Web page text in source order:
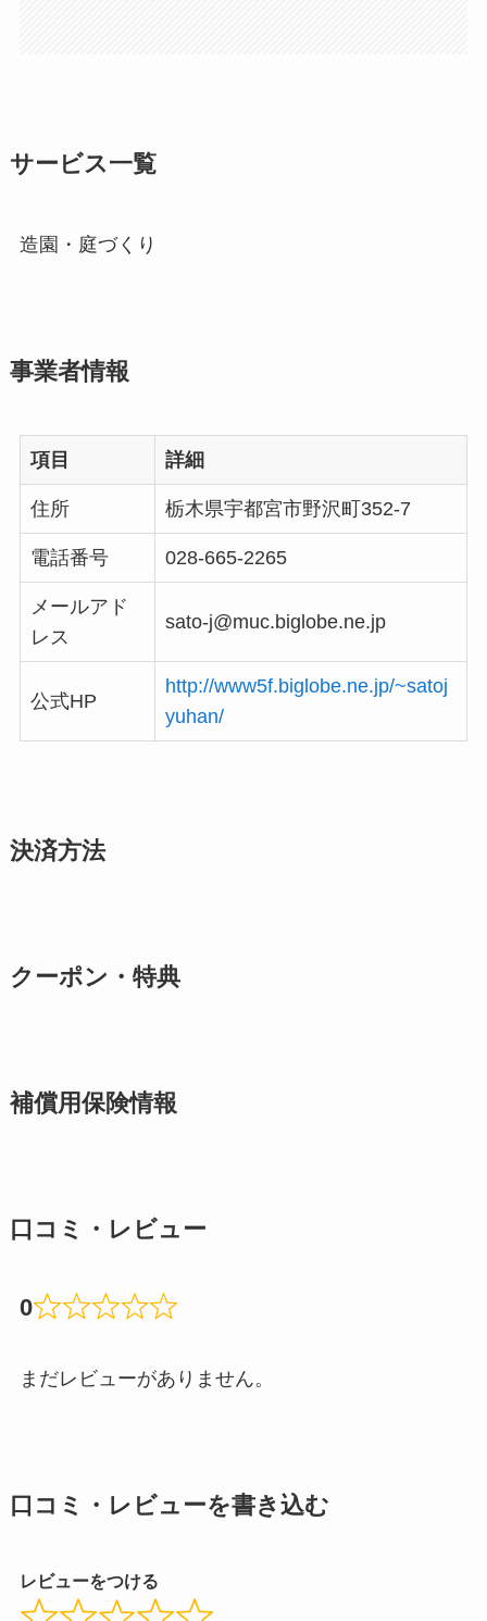
サービス一覧
造園・庭づくり
事業者情報
項目 詳細
住所 栃木県宇都宮市野沢町352-7
電話番号 028-665-2265
メールアド
レス
sato-j@muc.biglobe.ne.jp
公式HP
http://www5f.biglobe.ne.jp/~satoj
yuhan/
決済方法
クーポン・特典
補償用保険情報
口コミ・レビュー
0
まだレビューがありません。
口コミ・レビューを書き込む
レビューをつける